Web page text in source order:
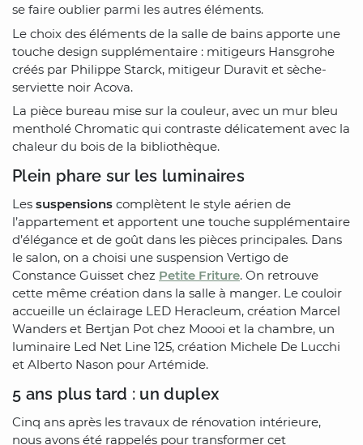
se faire oublier parmi les autres éléments.
Le choix des éléments de la salle de bains apporte une
touche design supplémentaire : mitigeurs Hansgrohe
créés par Philippe Starck, mitigeur Duravit et sèche-
serviette noir Acova.
La pièce bureau mise sur la couleur, avec un mur bleu
mentholé Chromatic qui contraste délicatement avec la
chaleur du bois de la bibliothèque.
Plein phare sur les luminaires
Les suspensions complètent le style aérien de
l’appartement et apportent une touche supplémentaire
d’élégance et de goût dans les pièces principales. Dans
le salon, on a choisi une suspension Vertigo de
Constance Guisset chez Petite Friture. On retrouve
cette même création dans la salle à manger. Le couloir
accueille un éclairage LED Heracleum, création Marcel
Wanders et Bertjan Pot chez Moooi et la chambre, un
luminaire Led Net Line 125, création Michele De Lucchi
et Alberto Nason pour Artémide.
5 ans plus tard : un duplex
Cinq ans après les travaux de rénovation intérieure,
nous avons été rappelés pour transformer cet